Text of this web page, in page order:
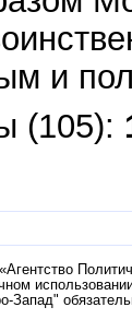
и
(105):
Запад"